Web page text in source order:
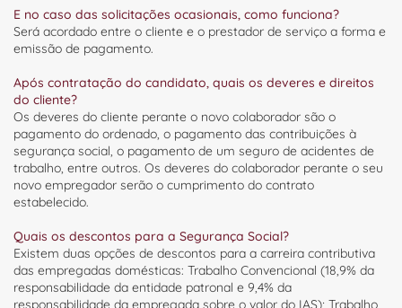
E no caso das solicitações ocasionais, como funciona?
Será acordado entre o cliente e o prestador de serviço a forma e
emissão de pagamento.
Após contratação do candidato, quais os deveres e direitos
do cliente?
Os deveres do cliente perante o novo colaborador são o
pagamento do ordenado, o pagamento das contribuições à
segurança social, o pagamento de um seguro de acidentes de
trabalho, entre outros. Os deveres do colaborador perante o seu
novo empregador serão o cumprimento do contrato
estabelecido.
Quais os descontos para a Segurança Social?
Existem duas opções de descontos para a carreira contributiva
das empregadas domésticas: Trabalho Convencional (18,9% da
responsabilidade da entidade patronal e 9,4% da
responsabilidade da empregada sobre o valor do IAS); Trabalho